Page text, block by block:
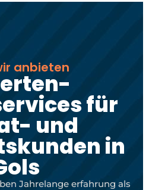
anbieten
für
und
in
Jahrelange erfahrung als